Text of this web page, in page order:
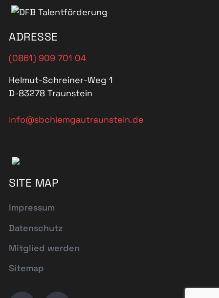
ADRESSE
(0861) 909 701 04
Helmut-Schreiner-Weg 1
D-83278 Traunstein
info@sbchiemgautraunstein.de
SITE MAP
Impressum
Datenschutz
Mitglied werden
Sitemap